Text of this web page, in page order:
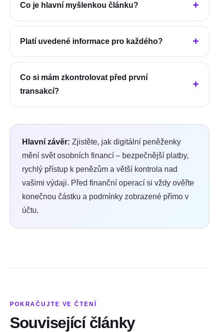
Co je hlavní myšlenkou článku?
Platí uvedené informace pro každého?
Co si mám zkontrolovat před první
transakcí?
Hlavní závěr: Zjistěte, jak digitální peněženky
mění svět osobních financí – bezpečnější platby,
rychlý přístup k penězům a větší kontrola nad
vašimi výdaji. Před finanční operací si vždy ověřte
konečnou částku a podmínky zobrazené přímo v
účtu.
POKRAČUJTE VE ČTENÍ
Související články